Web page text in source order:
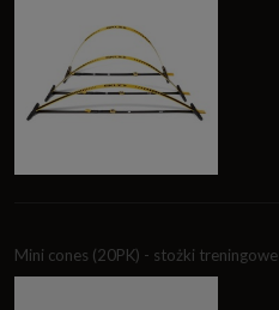
Mini cones (20PK) - stożki treningowe